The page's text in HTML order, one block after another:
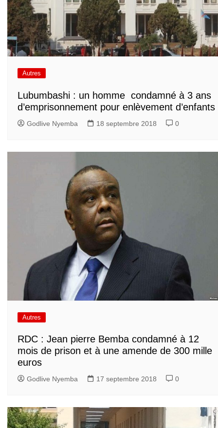
Autres
Lubumbashi : un homme condamné à 3 ans
d’emprisonnement pour enlèvement d’enfants
Godlive Nyemba 18 septembre 2018 0
Autres
RDC : Jean pierre Bemba condamné à 12
mois de prison et à une amende de 300 mille
euros
Godlive Nyemba 17 septembre 2018 0